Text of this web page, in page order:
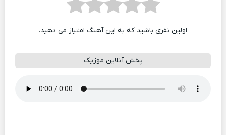
اولین نفری باشید که به این آهنگ امتیاز می دهید.
پخش آنلاین موزیک